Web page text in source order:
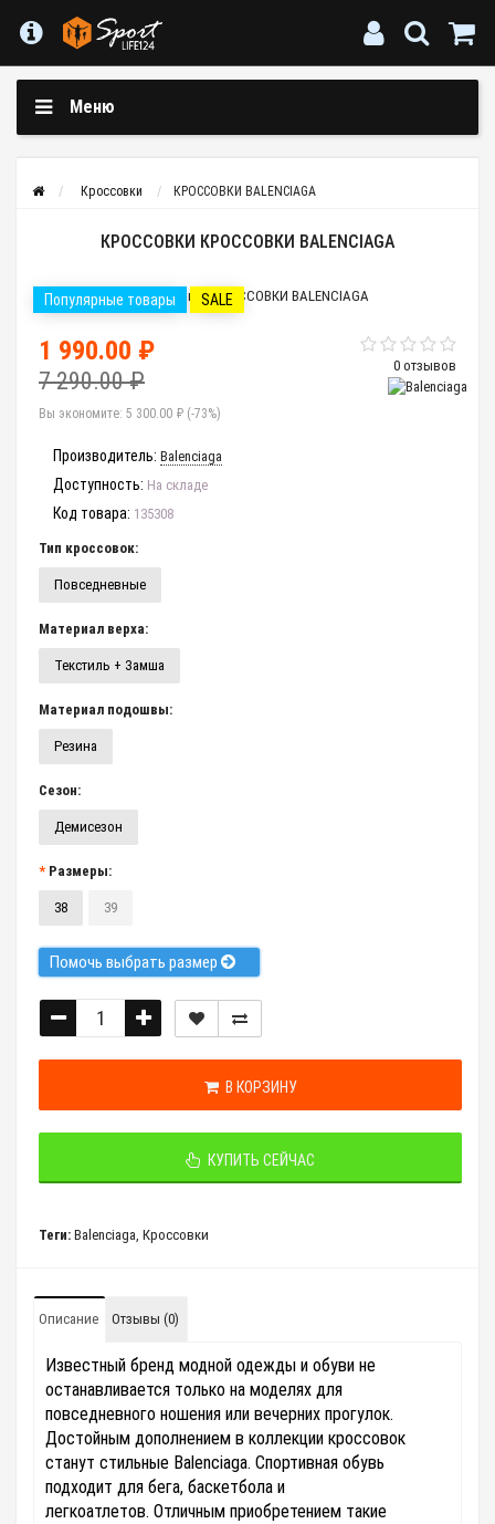
Меню
Кроссовки КРОССОВКИ BALENCIAGA
КРОССОВКИ КРОССОВКИ BALENCIAGA
Популярные товары SALE
0 отзывов
1 990.00 ₽
7 290.00 ₽
Вы экономите: 5 300.00 ₽ (-73%)
Производитель: Balenciaga
Доступность: На складе
Код товара: 135308
Тип кроссовок:
Повседневные
Материал верха:
Текстиль + Замша
Материал подошвы:
Резина
Сезон:
Демисезон
Размеры:
38 39
Помочь выбрать размер
В КОРЗИНУ
КУПИТЬ СЕЙЧАС
Теги: Balenciaga, Кроссовки
Описание Отзывы (0)
Известный бренд модной одежды и обуви не
останавливается только на моделях для
повседневного ношения или вечерних прогулок.
Достойным дополнением в коллекции кроссовок
станут стильные Balenciaga. Спортивная обувь
подходит для бега, баскетбола и
легкоатлетов. Отличным приобретением такие